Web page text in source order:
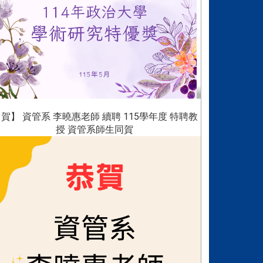
】 資管系 李曉惠老師 續聘 115學年度 特聘教
授 資管系師生同賀